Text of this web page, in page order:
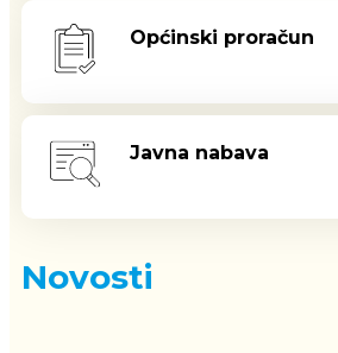
Općinski proračun
Javna nabava
Novosti